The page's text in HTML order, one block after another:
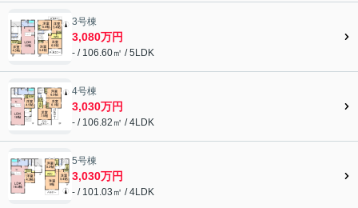
3号棟
3,080万円
- / 106.60㎡ / 5LDK
4号棟
3,030万円
- / 106.82㎡ / 4LDK
5号棟
3,030万円
- / 101.03㎡ / 4LDK